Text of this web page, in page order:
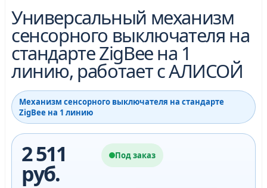
Универсальный механизм
сенсорного выключателя на
стандарте ZigBee на 1
линию, работает с АЛИСОЙ
Механизм сенсорного выключателя на стандарте
ZigBee на 1 линию
2 511
руб.
Под заказ